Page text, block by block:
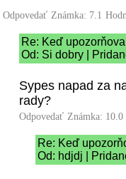
Odpovedať Známka: 7.1
Re: Keď
Od: Si dobry |
Sypes napad za
rady?
Odpovedať Známka: 10.0
Re: Keď
Od: hdjdj |